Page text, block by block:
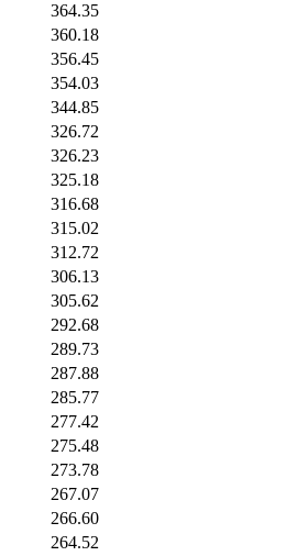
364.35
360.18
356.45
354.03
344.85
326.72
326.23
325.18
316.68
315.02
312.72
306.13
305.62
292.68
289.73
287.88
285.77
277.42
275.48
273.78
267.07
266.60
264.52